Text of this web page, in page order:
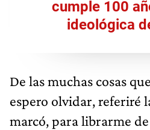
cumple 100
ideológica
De las muchas cosas
espero olvidar, referiré
marcó, para librarme